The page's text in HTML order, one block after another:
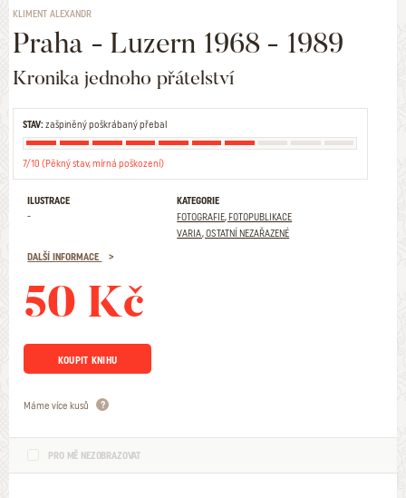
KLIMENT ALEXANDR
Praha - Luzern 1968 - 1989
Kronika jednoho přátelství
STAV:zašpiněný poškrábaný přebal
7/10 (Pěkný stav, mírná poškození)
ILUSTRACE
-
KATEGORIE
FOTOGRAFIE, FOTOPUBLIKACE
VARIA, OSTATNÍ NEZAŘAZENÉ
DALŠÍ INFORMACE
50 Kč
KOUPIT KNIHU
Máme více kusů
PRO MĚ NEZOBRAZOVAT